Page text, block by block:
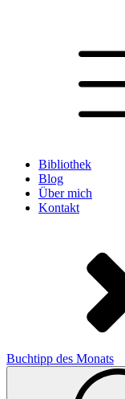
Bibliothek
Blog
Über mich
Kontakt
Buchtipp des Monats